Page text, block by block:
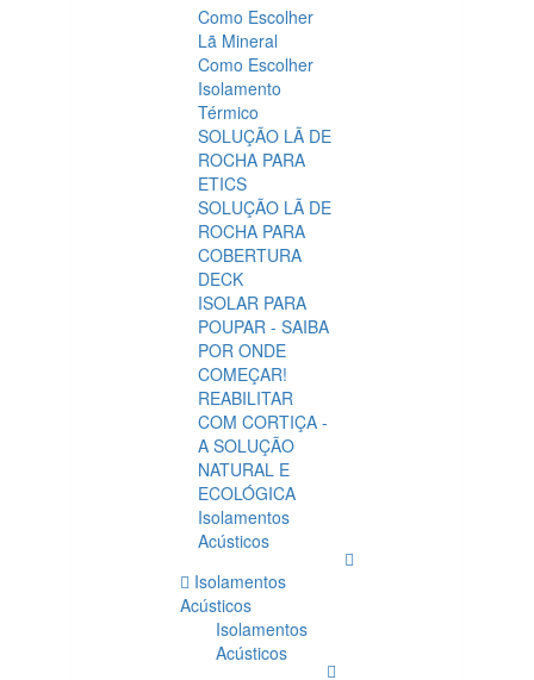
Como Escolher
Lã Mineral
Como Escolher
Isolamento
Térmico
SOLUÇÃO LÃ DE
ROCHA PARA
ETICS
SOLUÇÃO LÃ DE
ROCHA PARA
COBERTURA
DECK
ISOLAR PARA
POUPAR - SAIBA
POR ONDE
COMEÇAR!
REABILITAR
COM CORTIÇA -
A SOLUÇÃO
NATURAL E
ECOLÓGICA
Isolamentos
Acústicos
Isolamentos
Acústicos
Isolamentos
Acústicos